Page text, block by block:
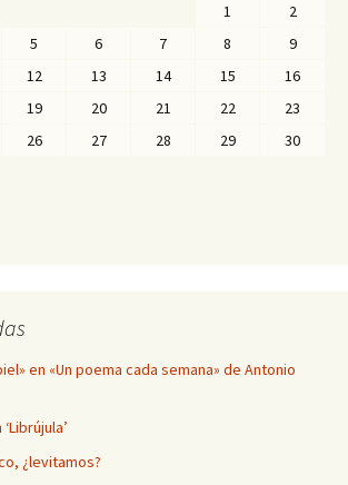
1
2
5 6 7 8
9
12 13 14 15
16
19 20 21 22
23
26 27 28 29
30
en «Un poema cada semana» de Antonio
¿levitamos?